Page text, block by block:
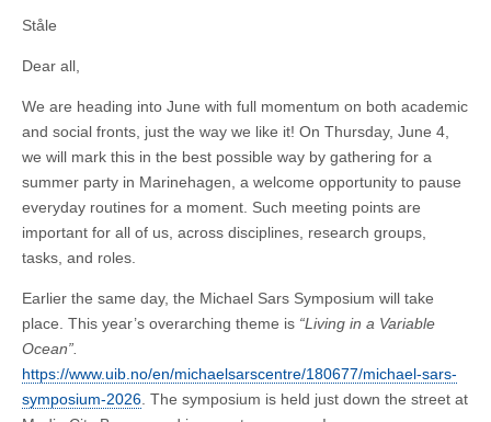
Ståle
Dear all,
We are heading into June with full momentum on both academic
and social fronts, just the way we like it! On Thursday, June 4,
we will mark this in the best possible way by gathering for a
summer party in Marinehagen, a welcome opportunity to pause
everyday routines for a moment. Such meeting points are
important for all of us, across disciplines, research groups,
tasks, and roles.
Earlier the same day, the Michael Sars Symposium will take
place. This year’s overarching theme is “Living in a Variable
Ocean”.
https://www.uib.no/en/michaelsarscentre/180677/michael-sars-
symposium-2026. The symposium is held just down the street at